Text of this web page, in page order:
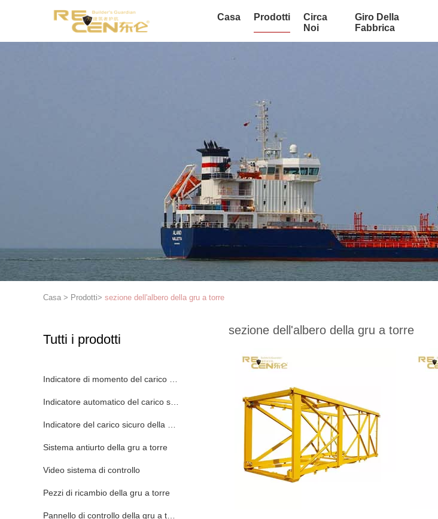
Casa Prodotti
Circa
Noi
Giro Della
Fabbrica
Casa > Prodotti> sezione dell'albero della gru a torre
Tutti i prodotti
Indicatore di momento del carico della gru a torre
Indicatore automatico del carico sicuro
Indicatore del carico sicuro della gru
Sistema antiurto della gru a torre
Video sistema di controllo
Pezzi di ricambio della gru a torre
Pannello di controllo della gru a torre
sezione dell'albero della gru a torre